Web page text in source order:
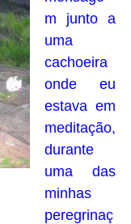
m junto a
uma
cachoeira
onde eu
estava em
meditação,
durante
uma das
minhas
peregrinaç